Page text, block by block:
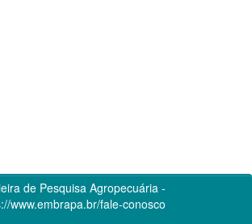
de Pesquisa Agropecuária -
www.embrapa.br/fale-conosco